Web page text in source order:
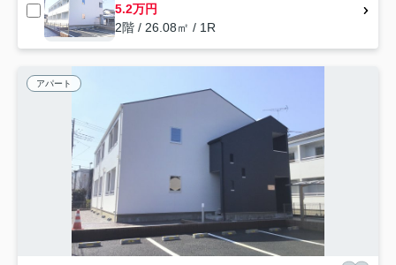
5.2万円
2階 / 26.08㎡ / 1R
アパート